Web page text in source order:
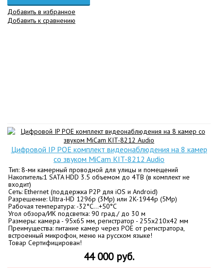
Добавить в избранное
Добавить к сравнению
Цифровой IP POE комплект видеонаблюдения на 8 камер
со звуком MiCam KIT-8212 Audio
Тип: 8-ми камерный проводной для улицы и помещений
Накопитель:1 SATA HDD 3.5 объемом до 4TB (в комплект не
входит)
Сеть: Ethernet (поддержка P2P для iOS и Android)
Разрешение: Ultra-HD 1296p (3Mp) или 2K-1944p (5Mp)
Рабочая температура: -32°C…+50°C
Угол обзора/ИК подсветка: 90 град./ до 30 м
Размеры: камера - 95x65 мм, регистратор - 255х210х42 мм
Преимущества: питание камер через POE от регистратора,
встроенный микрофон, меню на русском языке!
Товар Сертифицирован!
44 000 руб.